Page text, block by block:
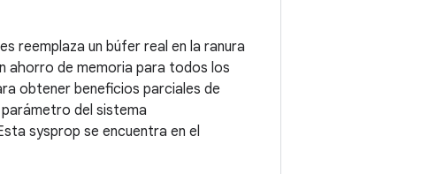
reemplaza un búfer real en la ranura
ahorro de memoria para todos los
obtener beneficios parciales de
del sistema
sysprop se encuentra en el